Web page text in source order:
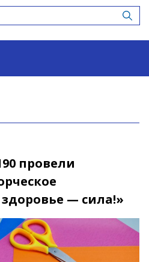
провели
— сила!»